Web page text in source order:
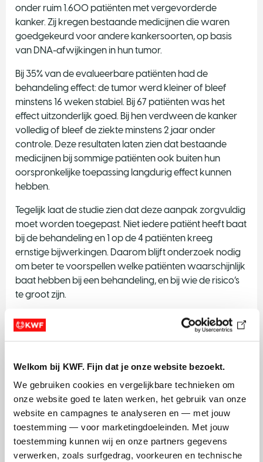
Welkom bij KWF. Fijn dat je onze website bezoekt.
We gebruiken cookies en vergelijkbare technieken om
onze website goed te laten werken, het gebruik van onze
website en campagnes te analyseren en — met jouw
toestemming — voor marketingdoeleinden. Met jouw
toestemming kunnen wij en onze partners gegevens
verwerken, zoals surfgedrag, voorkeuren en technische
onder ruim 1.600 patiënten met vergevorderde
kanker. Zij kregen bestaande medicijnen die waren
goedgekeurd voor andere kankersoorten, op basis
van DNA-afwijkingen in hun tumor.
Bij 35% van de evalueerbare patiënten had de
behandeling effect: de tumor werd kleiner of bleef
minstens 16 weken stabiel. Bij 67 patiënten was het
effect uitzonderlijk goed. Bij hen verdween de kanker
volledig of bleef de ziekte minstens 2 jaar onder
controle. Deze resultaten laten zien dat bestaande
medicijnen bij sommige patiënten ook buiten hun
oorspronkelijke toepassing langdurig effect kunnen
hebben.
Tegelijk laat de studie zien dat deze aanpak zorgvuldig
moet worden toegepast. Niet iedere patiënt heeft baat
bij de behandeling en 1 op de 4 patiënten kreeg
ernstige bijwerkingen. Daarom blijft onderzoek nodig
om beter te voorspellen welke patiënten waarschijnlijk
baat hebben bij een behandeling, en bij wie de risico’s
te groot zijn.
Wat betekent dit voor patiënten?
standaardbehandeling meestal de eerste keuze. Maar
voor patiënten bij wie die behandelingen niet meer
werken, kan onderzoek zoals DRUP nieuwe
mogelijkheden bieden.
Dat betekent niet dat er altijd een passend medicijn is,
of dat een behandeling altijd aanslaat. Wel laat DRUP